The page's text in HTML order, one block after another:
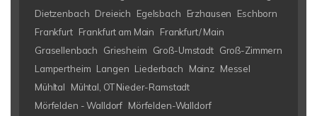
Dietzenbach Dreieich Egelsbach Erzhausen
Eschborn
Frankfurt Frankfurt am Main
Frankfurt/ Main
Grasellenbach
Griesheim Groß-Umstadt Groß-Zimmern
Lampertheim Langen Liederbach Mainz Messel
Mühltal
Mühtal, OT Nieder-Ramstadt
Mörfelden - Walldorf Mörfelden-Walldorf